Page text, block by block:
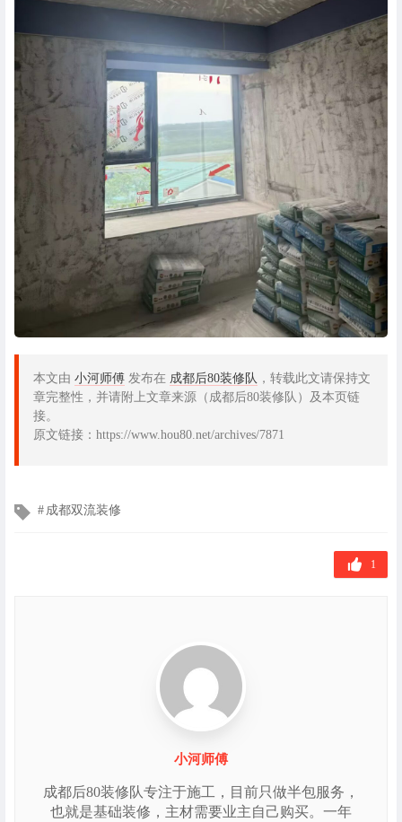
本文由 小河师傅 发布在 成都后80装修队 ，转载此文请保持文
章完整性，并请附上文章来源（成都后80装修队）及本页链
接。
原文链接：https://www.hou80.net/archives/7871
文 成都双流装修
1
小河师傅
成都后80装修队专注于施工，目前只做半包服务，
也就是基础装修，主材需要业主自己购买。一年